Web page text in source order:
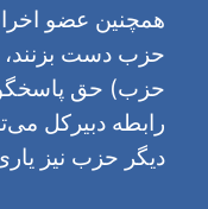
همچنین عضو
حزب دست بزنند،
حزب) حق
رابطه دبیرکل
دیگر حزب نیز